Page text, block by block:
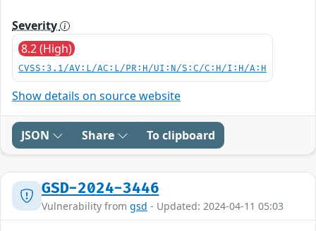
Severity
8.2 (High)
CVSS:3.1/AV:L/AC:L/PR:H/UI:N/S:C/C:H/I:H/A:H
Show details on source website
JSON Share To clipboard
GSD-2024-3446
Vulnerability from gsd - Updated: 2024-04-11 05:03